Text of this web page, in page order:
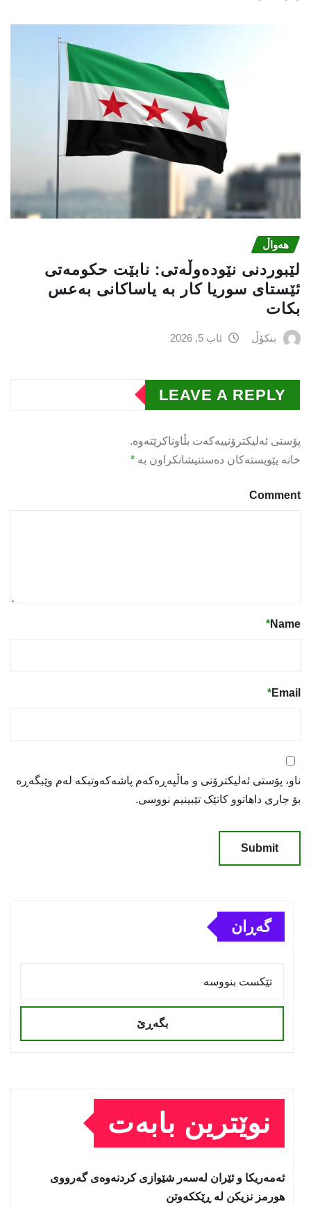
هەواڵ
لێبوردنی نێودەوڵەتی: نابێت حكومەتی
ئێستای سوریا كار بە یاساكانی بەعس
بكات
بنکۆڵ ئاب 5, 2026
LEAVE A REPLY
پۆستی ئەلیکترۆنییەکەت بڵاوناکرێتەوە.
خانە پێویستەکان دەستنیشانکراون بە *
Comment
Name
*
Email
*
ناو، پۆستی ئەلیکترۆنی و ماڵپەڕەکەم پاشەکەوتبکە لەم وێبگەڕە
بۆ جاری داهاتوو کاتێک تێبینیم نووسی.
گەڕان
بگەڕێ
نوێترین بابەت
ئەمەریكا و ئێران لەسەر شێوازی كردنەوەی گەرووی
هورمز نزیكن لە ڕێككەوتن